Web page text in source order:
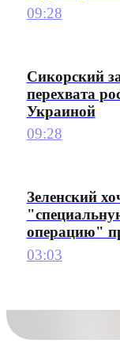
09:28
Сикорский
перехвата
Украиной
09:28
Зеленский
операцию"
03:03